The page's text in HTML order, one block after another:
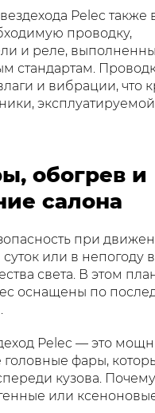
Pelec также
проводку,
и реле,
стандартам.
и вибрации, что
обогрев и
салона
при
или в непогоду
света. В этом
оснащены по
Pelec — это
фары,
кузова.
или